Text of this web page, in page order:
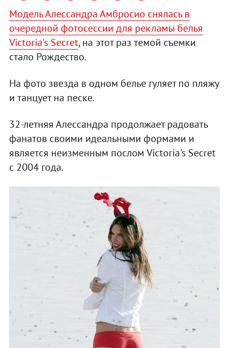
Модель Алессандра Амбросио снялась в
очередной фотосессии для рекламы белья
Victoria's Secret, на этот раз темой съемки
стало Рождество.
На фото звезда в одном белье гуляет по пляжу
и танцует на песке.
32-летняя Алессандра продолжает радовать
фанатов своими идеальными формами и
является неизменным послом Victoria's Secret
с 2004 года.